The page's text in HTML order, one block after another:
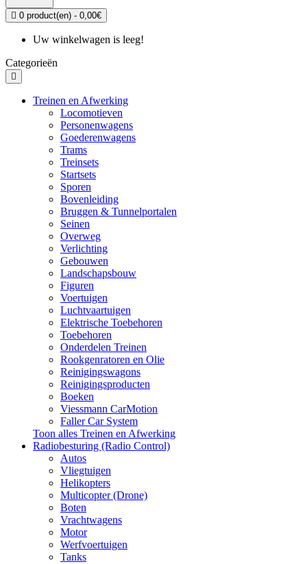
0 product(en) - 0,00€
Uw winkelwagen is leeg!
Categorieën
Treinen en Afwerking
Locomotieven
Personenwagens
Goederenwagens
Trams
Treinsets
Startsets
Sporen
Bovenleiding
Bruggen & Tunnelportalen
Seinen
Overweg
Verlichting
Gebouwen
Landschapsbouw
Figuren
Voertuigen
Luchtvaartuigen
Elektrische Toebehoren
Toebehoren
Onderdelen Treinen
Rookgenratoren en Olie
Reinigingswagons
Reinigingsproducten
Boeken
Viessmann CarMotion
Faller Car System
Toon alles Treinen en Afwerking
Radiobesturing (Radio Control)
Autos
Vliegtuigen
Helikopters
Multicopter (Drone)
Boten
Vrachtwagens
Motor
Werfvoertuigen
Tanks